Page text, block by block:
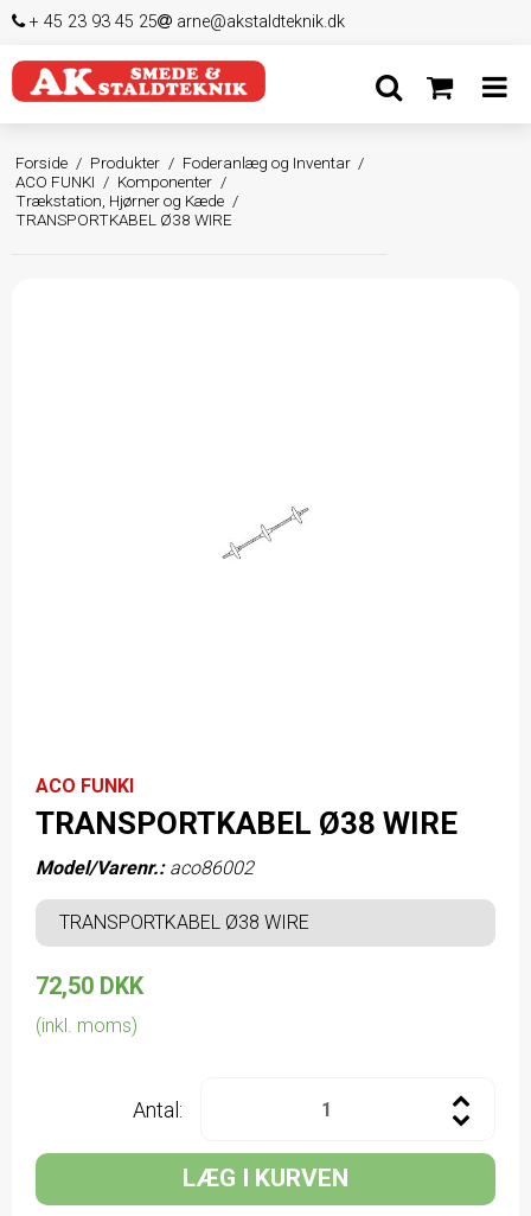
+ 45 23 93 45 25 arne@akstaldteknik.dk
Forside / Produkter / Foderanlæg og Inventar /
ACO FUNKI / Komponenter /
Trækstation, Hjørner og Kæde /
TRANSPORTKABEL Ø38 WIRE
ACO FUNKI
TRANSPORTKABEL Ø38 WIRE
Model/Varenr.: aco86002
TRANSPORTKABEL Ø38 WIRE
72,50 DKK
(inkl. moms)
Antal:
LÆG I KURVEN